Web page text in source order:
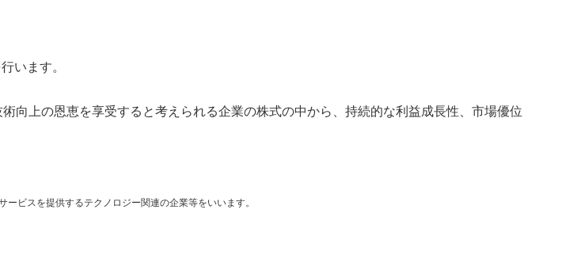
います。
向上の恩恵を享受すると考えられる企業の株式の中から、持続的な利益成長性、市場優位
ビスを提供するテクノロジー関連の企業等をいいます。